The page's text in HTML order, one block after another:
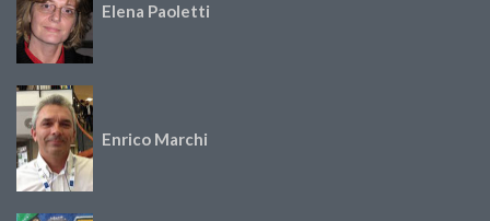
Elena Paoletti
Enrico Marchi